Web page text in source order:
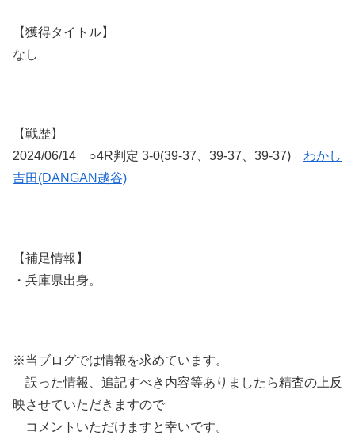
【獲得タイトル】
なし
【戦歴】
2024/06/14 ○4R判定 3-0(39-37、39-37、39-37) わかし
吉田(DANGAN越谷)
【補足情報】
・兵庫県出身。
※当ブログでは情報を求めています。
誤った情報、追記すべき内容等ありましたら精査の上反
映させていただきますので
コメントいただけますと幸いです。